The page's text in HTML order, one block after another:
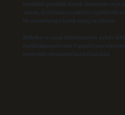
içerikleri proaktif olarak denetleme veya
Ancak, üyelerimiz yazdıkları içeriklerin
bu sorumluluğu kabul etmiş sayılırlar.
Hukuka ve yasal düzenlemelere aykırı
backlinkpanelicomtr@gmail.com
içerisinde sitemizden kaldırılacaktır.